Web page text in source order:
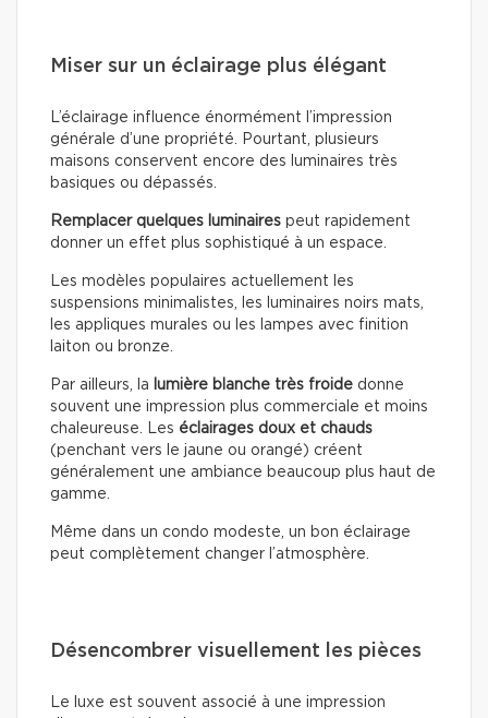
Miser sur un éclairage plus élégant
L’éclairage influence énormément l’impression
générale d’une propriété. Pourtant, plusieurs
maisons conservent encore des luminaires très
basiques ou dépassés.
Remplacer quelques luminaires peut rapidement
donner un effet plus sophistiqué à un espace.
Les modèles populaires actuellement les
suspensions minimalistes, les luminaires noirs mats,
les appliques murales ou les lampes avec finition
laiton ou bronze.
Par ailleurs, la lumière blanche très froide donne
souvent une impression plus commerciale et moins
chaleureuse. Les éclairages doux et chauds
(penchant vers le jaune ou orangé) créent
généralement une ambiance beaucoup plus haut de
gamme.
Même dans un condo modeste, un bon éclairage
peut complètement changer l’atmosphère.
Désencombrer visuellement les pièces
Le luxe est souvent associé à une impression